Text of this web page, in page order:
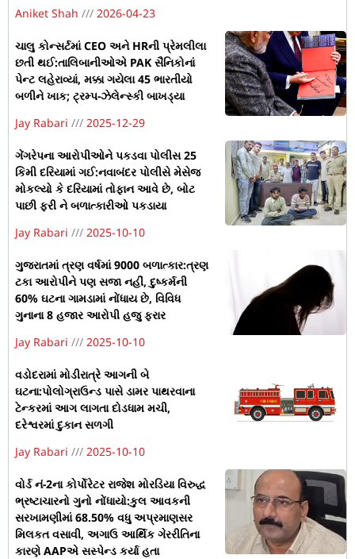
Aniket Shah
2026-04-23
ચાલુ કોન્સર્ટમાં CEO અને HRની પ્રેમલીલા
છતી થઈ:તાલિબાનીઓએ PAK સૈનિકોનાં
પેન્ટ લહેરાવ્યાં, મક્કા ગયેલા 45 ભારતીયો
બળીને ખાક; ટ્રમ્પ-ઝેલેન્સ્કી બાખડ્યા
Jay Rabari
2025-12-29
ગેંગરેપના આરોપીઓને પકડવા પોલીસ 25
કિમી દરિયામાં ગઈ:નવાબંદર પોલીસે મેસેજ
મોકલ્યો કે દરિયામાં તોફાન આવે છે, બોટ
પાછી ફરી ને બળાત્કારીઓ પકડાયા
Jay Rabari
2025-10-10
ગુજરાતમાં ત્રણ વર્ષમાં 9000 બળાત્કાર:ત્રણ
ટકા આરોપીને પણ સજા નહીં, દુષ્કર્મની
60% ઘટના ગામડામાં નોંધાય છે, વિવિધ
ગુનાના 8 હજાર આરોપી હજુ ફરાર
Jay Rabari
2025-10-10
વડોદરામાં મોડીરાત્રે આગની બે
ઘટના:પોલોગ્રાઉન્ડ પાસે ડામર પાથરવાના
ટેન્કરમાં આગ લાગતા દોડધામ મચી,
દરેશ્વરમાં દુકાન સળગી
Jay Rabari
2025-10-10
વોર્ડ નં-2ના કોર્પોરેટર રાજેશ મોરડિયા વિરુદ્ધ
ભ્રષ્ટાચારનો ગુનો નોંધાયો:કુલ આવકની
સરખામણીમાં 68.50% વધુ અપ્રમાણસર
મિલકત વસાવી, અગાઉ આર્થિક ગેરરીતિના
કારણે AAPએ સસ્પેન્ડ કર્યા હતા